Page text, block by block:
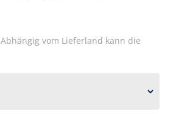
Abhängig vom Lieferland kann die